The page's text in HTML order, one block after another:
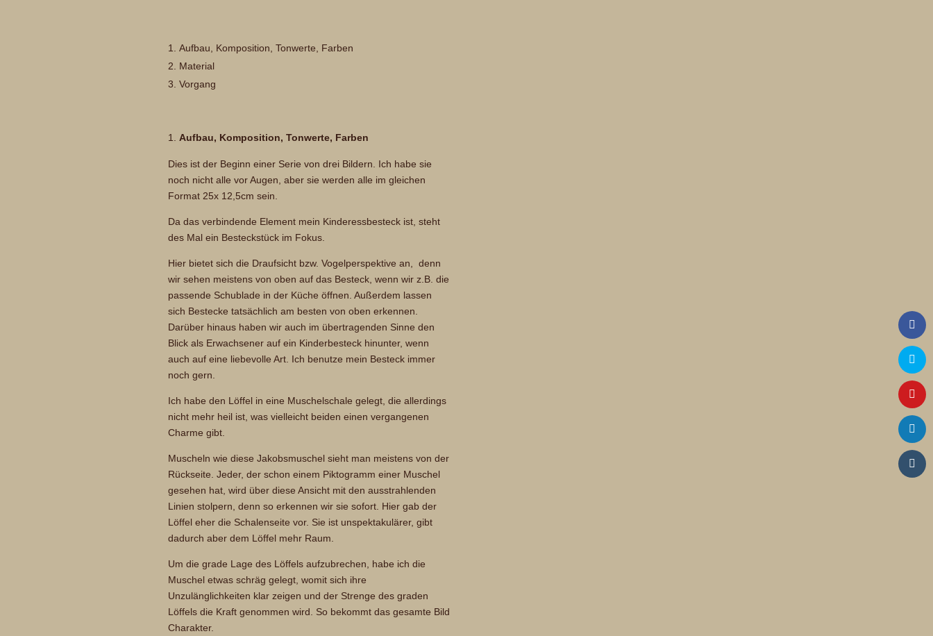
Aufbau, Komposition, Tonwerte, Farben
Material
Vorgang
Aufbau, Komposition, Tonwerte, Farben
Dies ist der Beginn einer Serie von drei Bildern. Ich habe sie
noch nicht alle vor Augen, aber sie werden alle im gleichen
Format 25x 12,5cm sein.
Da das verbindende Element mein Kinderessbesteck ist, steht
des Mal ein Besteckstück im Fokus.
Hier bietet sich die Draufsicht bzw. Vogelperspektive an, denn
wir sehen meistens von oben auf das Besteck, wenn wir z.B. die
passende Schublade in der Küche öffnen. Außerdem lassen
sich Bestecke tatsächlich am besten von oben erkennen.
Darüber hinaus haben wir auch im übertragenden Sinne den
Blick als Erwachsener auf ein Kinderbesteck hinunter, wenn
auch auf eine liebevolle Art. Ich benutze mein Besteck immer
noch gern.
Ich habe den Löffel in eine Muschelschale gelegt, die allerdings
nicht mehr heil ist, was vielleicht beiden einen vergangenen
Charme gibt.
Muscheln wie diese Jakobsmuschel sieht man meistens von der
Rückseite. Jeder, der schon einem Piktogramm einer Muschel
gesehen hat, wird über diese Ansicht mit den ausstrahlenden
Linien stolpern, denn so erkennen wir sie sofort. Hier gab der
Löffel eher die Schalenseite vor. Sie ist unspektakulärer, gibt
dadurch aber dem Löffel mehr Raum.
Um die grade Lage des Löffels aufzubrechen, habe ich die
Muschel etwas schräg gelegt, womit sich ihre
Unzulänglichkeiten klar zeigen und der Strenge des graden
Löffels die Kraft genommen wird. So bekommt das gesamte Bild
Charakter.